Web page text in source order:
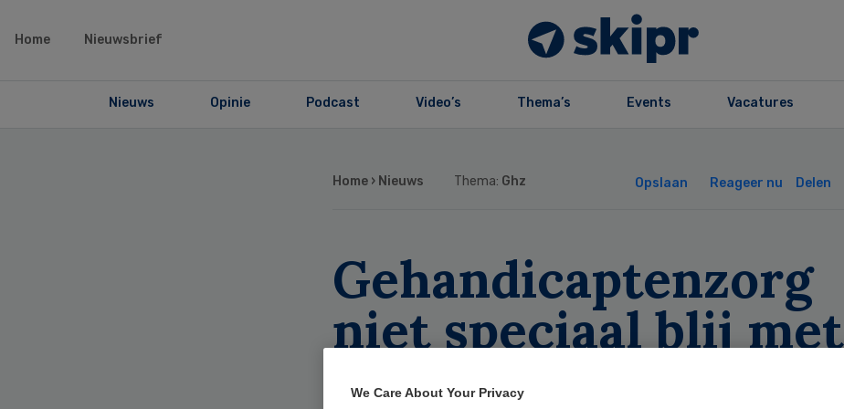
Home Nieuwsbrief
Nieuws Opinie Podcast Video’s Thema’s Events Vacatures
Home › Nieuws Thema: Ghz Opslaan Reageer nu Delen
Gehandicaptenzorg
niet speciaal blij met
Miljoenennota
We Care About Your Privacy